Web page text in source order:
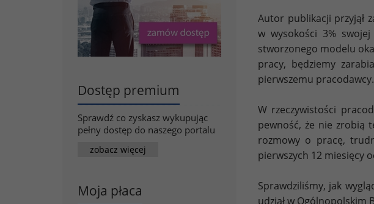
Dostęp premium
Sprawdź co zyskasz wykupując
pełny dostęp do naszego portalu
zobacz więcej
Moja płaca
Autor publikacji przyjął
w wysokości 3%
stworzonego modelu
pracy, będziemy
pierwszemu
W rzeczywistości
pewność, że nie zrobią
rozmowy o pracę,
pierwszych 12 miesięcy
Sprawdziliśmy, jak
udział w Ogólnopolskim